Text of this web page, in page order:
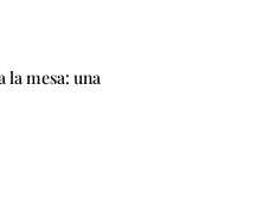
la mesa: una